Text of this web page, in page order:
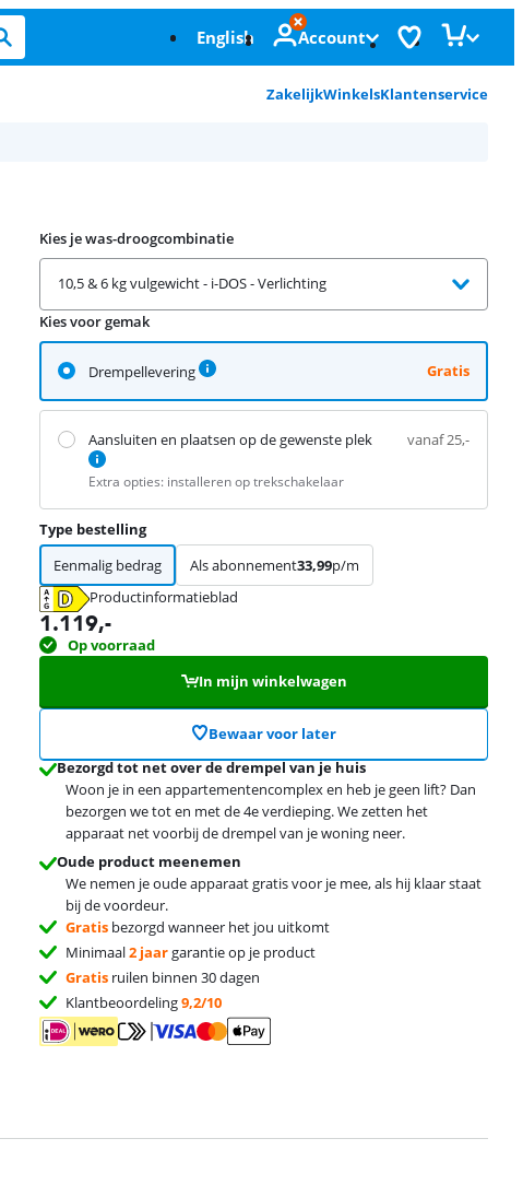
English Account
ZakelijkWinkelsKlantenservice
Kies je was-droogcombinatie
10,5 & 6 kg vulgewicht - i-DOS - Verlichting
Kies voor gemak
Drempellevering Gratis
Aansluiten en plaatsen op de gewenste plek
Extra opties: installeren op trekschakelaar
vanaf 25,-
Type bestelling
Eenmalig bedrag
Als abonnement33,99p/m
Productinformatieblad
opent in nieuw tabblad
1.119,-
Op voorraad
In mijn winkelwagen
Bewaar voor later
Bezorgd tot net over de drempel van je huis
Woon je in een appartementencomplex en heb je geen lift? Dan
bezorgen we tot en met de 4e verdieping. We zetten het
apparaat net voorbij de drempel van je woning neer.
Oude product meenemen
We nemen je oude apparaat gratis voor je mee, als hij klaar staat
bij de voordeur.
Gratis bezorgd wanneer het jou uitkomt
Minimaal2 jaargarantie op je product
Gratis ruilen binnen 30 dagen
Klantbeoordeling9,2/10